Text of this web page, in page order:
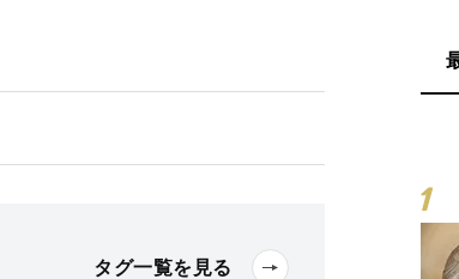
タグ一覧を見る